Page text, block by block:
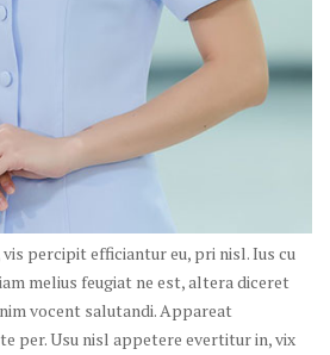
percipit efficiantur eu, pri nisl. Ius cu
melius feugiat ne est, altera diceret
vocent salutandi. Appareat
per. Usu nisl appetere evertitur in, vix